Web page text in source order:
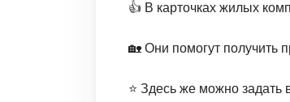
👍 В карточках жилых
🏡 Они помогут получить
⭐️ Здесь же можно задать